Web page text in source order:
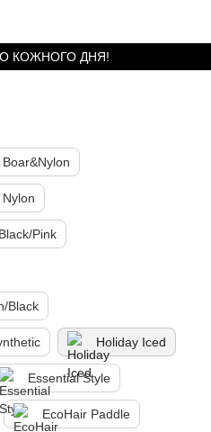
КОЖНОГО ДНЯ!
Pink
Black
Holiday Iced
Essential Style
EcoHair Paddle